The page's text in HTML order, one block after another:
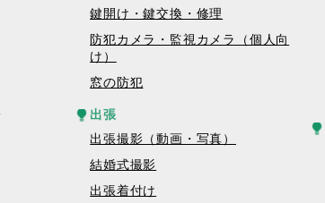
鍵開け・鍵交換・修理
防犯カメラ・監視カメラ（個人向
け）
窓の防犯
出張
出張撮影（動画・写真）
結婚式撮影
出張着付け